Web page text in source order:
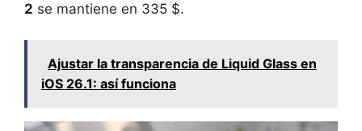
2 se mantiene en 335 $.
Ajustar la transparencia de Liquid Glass en
iOS 26.1: así funciona